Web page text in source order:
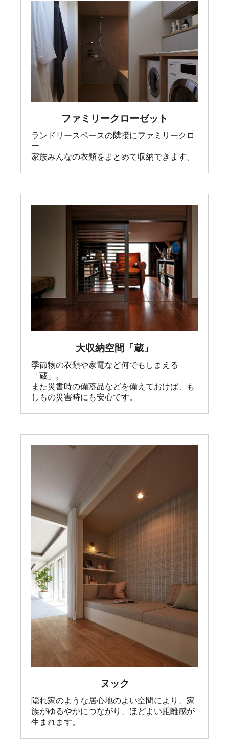
ファミリークローゼット
ランドリースペースの隣接にファミリークロ
ー
家族みんなの衣類をまとめて収納できます。
大収納空間「蔵」
季節物の衣類や家電など何でもしまえる
「蔵」。
また災書時の備蓄品などを備えておけば、も
しもの災害時にも安心です。
ヌック
隠れ家のような居心地のよい空間により、家
族がゆるやかにつながり、ほどよい距離感が
生まれます。